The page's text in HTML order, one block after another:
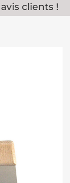
avis clients !